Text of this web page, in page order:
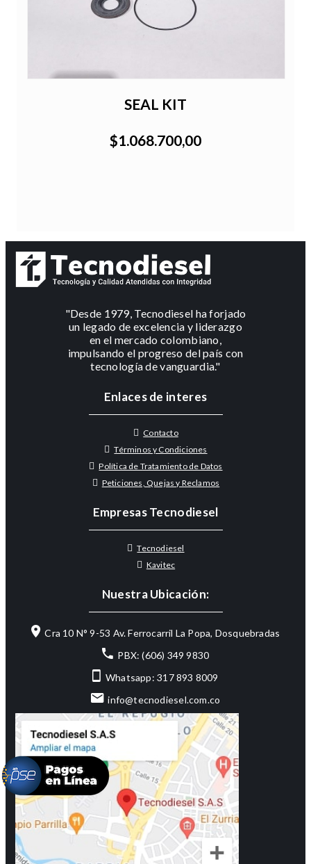
SEAL KIT
$1.068.700,00
"Desde 1979, Tecnodiesel ha forjado
un legado de excelencia y liderazgo
en el mercado colombiano,
impulsando el progreso del país con
tecnología de vanguardia."
Enlaces de interes
Contacto
Términos y Condiciones
Política de Tratamiento de Datos
Peticiones, Quejas y Reclamos
Empresas Tecnodiesel
Tecnodiesel
Kavitec
Nuestra Ubicación:
Cra 10 N° 9-53 Av. Ferrocarril La Popa, Dosquebradas
PBX: (606) 349 9830
Whatsapp: 317 893 8009
info@tecnodiesel.com.co